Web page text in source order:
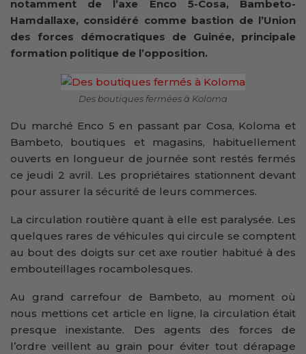
notamment de l’axe Enco 5-Cosa, Bambeto-
Hamdallaxe, considéré comme bastion de l’Union
des forces démocratiques de Guinée, principale
formation politique de l’opposition.
Des boutiques fermées à Koloma
Du marché Enco 5 en passant par Cosa, Koloma et
Bambeto, boutiques et magasins, habituellement
ouverts en longueur de journée sont restés fermés
ce jeudi 2 avril. Les propriétaires stationnent devant
pour assurer la sécurité de leurs commerces.
La circulation routière quant à elle est paralysée. Les
quelques rares de véhicules qui circule se comptent
au bout des doigts sur cet axe routier habitué à des
embouteillages rocambolesques.
Au grand carrefour de Bambeto, au moment où
nous mettions cet article en ligne, la circulation était
presque inexistante. Des agents des forces de
l’ordre veillent au grain pour éviter tout dérapage